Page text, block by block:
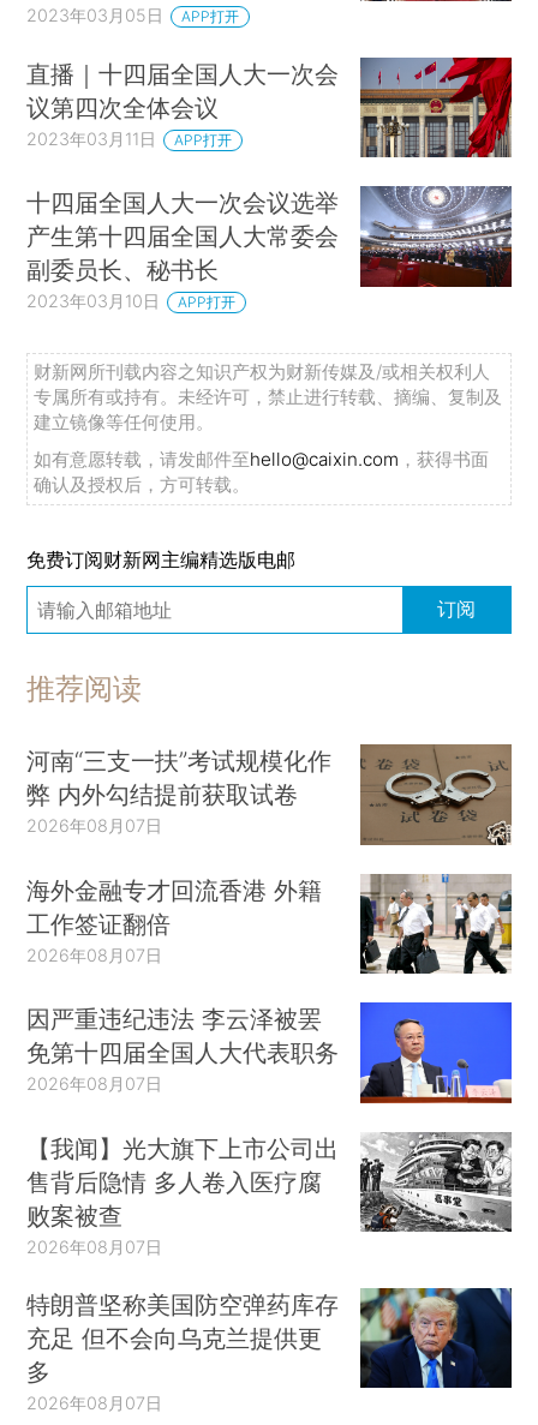
2023年03月05日 APP打开
直播｜十四届全国人大一次会
议第四次全体会议
2023年03月11日 APP打开
十四届全国人大一次会议选举
产生第十四届全国人大常委会
副委员长、秘书长
2023年03月10日 APP打开
财新网所刊载内容之知识产权为财新传媒及/或相关权利人
专属所有或持有。未经许可，禁止进行转载、摘编、复制及
建立镜像等任何使用。
如有意愿转载，请发邮件至hello@caixin.com ，获得书面
确认及授权后，方可转载。
免费订阅财新网主编精选版电邮
订阅
推荐阅读
河南“三支一扶”考试规模化作
弊 内外勾结提前获取试卷
2026年08月07日
海外金融专才回流香港 外籍
工作签证翻倍
2026年08月07日
因严重违纪违法 李云泽被罢
免第十四届全国人大代表职务
2026年08月07日
【我闻】光大旗下上市公司出
售背后隐情 多人卷入医疗腐
败案被查
2026年08月07日
特朗普坚称美国防空弹药库存
充足 但不会向乌克兰提供更
多
2026年08月07日